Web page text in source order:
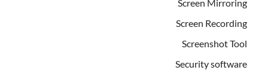
Screen Mirroring
Screen Recording
Screenshot Tool
Security software